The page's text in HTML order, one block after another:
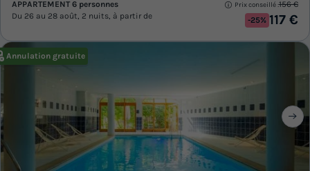
APPARTEMENT 6 personnes
Du 26 au 28 août, 2 nuits, à partir de
Prix conseillé :156 €
-25% 117 €
Annulation gratuite